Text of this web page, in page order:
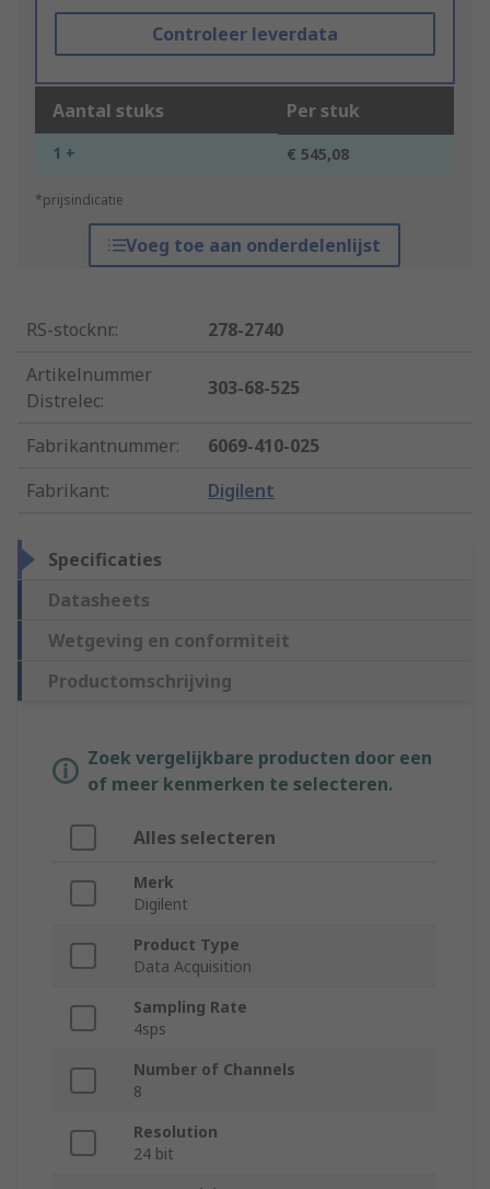
Controleer leverdata
Aantal stuks Per stuk
1 + € 545,08
*prijsindicatie
Voeg toe aan onderdelenlijst
RS-stocknr.:
278-2740
Artikelnummer
Distrelec:
303-68-525
Fabrikantnummer:
6069-410-025
Fabrikant: Digilent
Specificaties
Datasheets
Wetgeving en conformiteit
Productomschrijving
Zoek vergelijkbare producten door een
of meer kenmerken te selecteren.
Alles selecteren
Merk
Digilent
Product Type
Data Acquisition
Sampling Rate
4sps
Number of Channels
8
Resolution
24 bit